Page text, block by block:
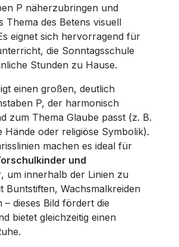
P näherzubringen und
Thema des Betens visuell
eignet sich hervorragend für
die Sonntagsschule
Stunden zu Hause.
einen großen, deutlich
P, der harmonisch
zum Thema Glaube passt (z. B.
Hände oder religiöse Symbolik).
machen es ideal für
und
, um innerhalb der Linien zu
Buntstiften, Wachsmalkreiden
– dieses Bild fördert die
bietet gleichzeitig einen